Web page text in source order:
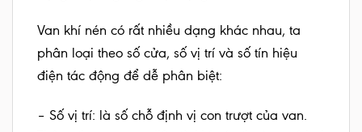
Van khí nén có rất nhiều dạng khác nhau, ta
phân loại theo số cửa, số vị trí và số tín hiệu
điện tác động để dễ phân biệt:
– Số vị trí: là số chỗ định vị con trượt của van.